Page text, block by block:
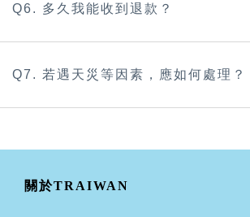
Q6. 多久我能收到退款？
Q7. 若遇天災等因素，應如何處理？
關於TRAIWAN